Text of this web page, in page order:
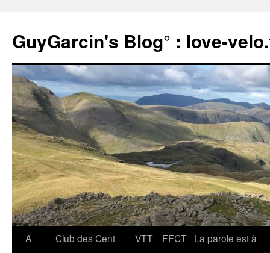
contenu
GuyGarcin's Blog° : love-
A
Club des Cent
VTT FFCT La parole est à